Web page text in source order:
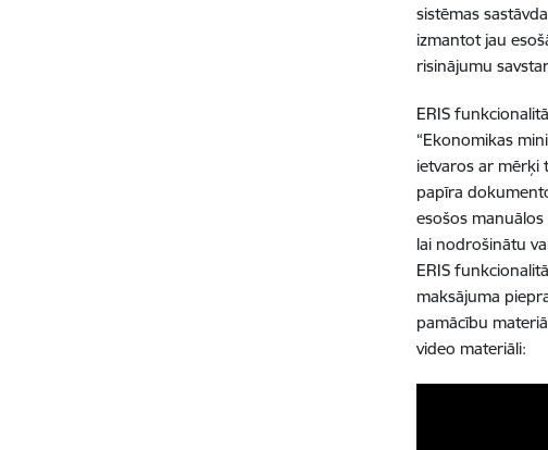
sistēmas
izmantot jau
risinājumu
ERIS
“Ekonomikas
ietvaros ar mērķi
papīra
esošos
lai nodrošinātu
ERIS
maksājuma
pamācību
video materiāli: